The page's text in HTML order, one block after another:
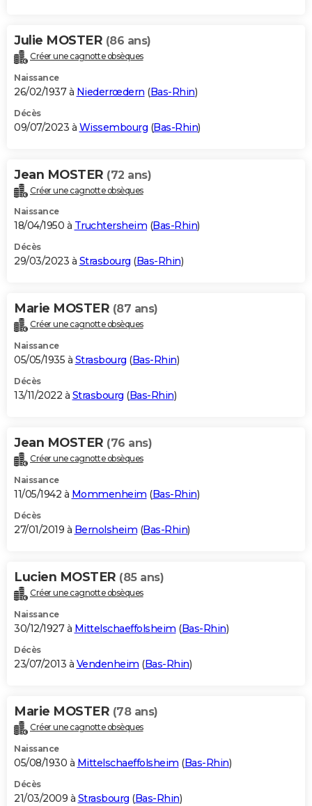
Julie MOSTER (86 ans)
Créer une cagnotte obsèques
Naissance
26/02/1937 à Niederrœdern (Bas-Rhin)
Décès
09/07/2023 à Wissembourg (Bas-Rhin)
Jean MOSTER (72 ans)
Créer une cagnotte obsèques
Naissance
18/04/1950 à Truchtersheim (Bas-Rhin)
Décès
29/03/2023 à Strasbourg (Bas-Rhin)
Marie MOSTER (87 ans)
Créer une cagnotte obsèques
Naissance
05/05/1935 à Strasbourg (Bas-Rhin)
Décès
13/11/2022 à Strasbourg (Bas-Rhin)
Jean MOSTER (76 ans)
Créer une cagnotte obsèques
Naissance
11/05/1942 à Mommenheim (Bas-Rhin)
Décès
27/01/2019 à Bernolsheim (Bas-Rhin)
Lucien MOSTER (85 ans)
Créer une cagnotte obsèques
Naissance
30/12/1927 à Mittelschaeffolsheim (Bas-Rhin)
Décès
23/07/2013 à Vendenheim (Bas-Rhin)
Marie MOSTER (78 ans)
Créer une cagnotte obsèques
Naissance
05/08/1930 à Mittelschaeffolsheim (Bas-Rhin)
Décès
21/03/2009 à Strasbourg (Bas-Rhin)